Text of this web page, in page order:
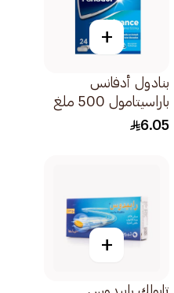
+
بنادول أدفانس
باراسيتامول 500 ملغ
أقراص مغلفة 24قرص
6.05
+